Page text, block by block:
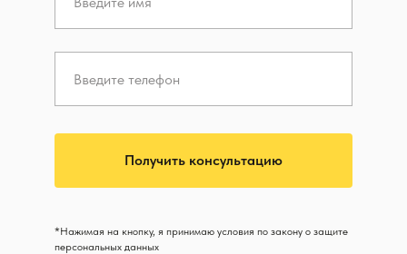
Получить консультацию
*Нажимая на кнопку, я принимаю условия по закону о защите
персональных данных